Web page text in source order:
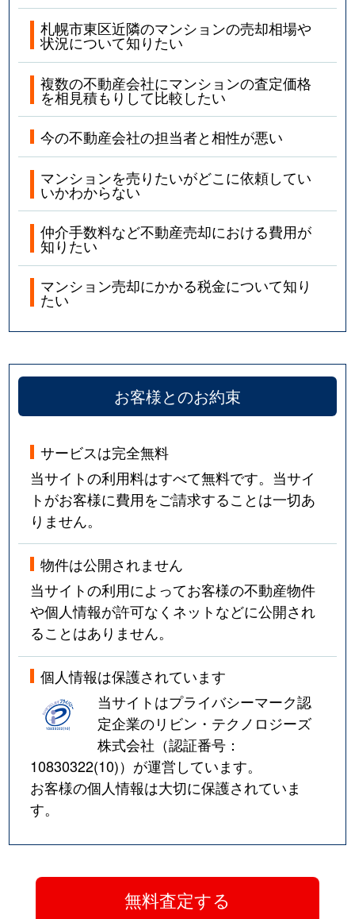
札幌市東区近隣のマンションの売却相場や
状況について知りたい
複数の不動産会社にマンションの査定価格
を相見積もりして比較したい
今の不動産会社の担当者と相性が悪い
マンションを売りたいがどこに依頼してい
いかわからない
仲介手数料など不動産売却における費用が
知りたい
マンション売却にかかる税金について知り
たい
お客様とのお約束
サービスは完全無料
当サイトの利用料はすべて無料です。当サイ
トがお客様に費用をご請求することは一切あ
りません。
物件は公開されません
当サイトの利用によってお客様の不動産物件
や個人情報が許可なくネットなどに公開され
ることはありません。
個人情報は保護されています
当サイトはプライバシーマーク認
定企業のリビン・テクノロジーズ
株式会社（認証番号：
10830322(10)）が運営しています。
お客様の個人情報は大切に保護されていま
す。